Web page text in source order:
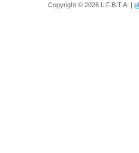
Copyright © 2026 L.F.B.T.A. |